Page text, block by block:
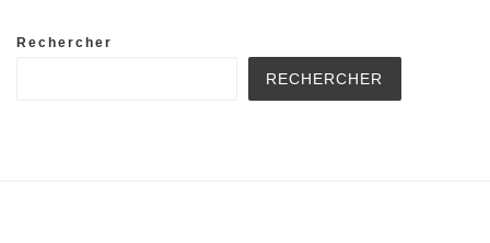
Rechercher
RECHERCHER